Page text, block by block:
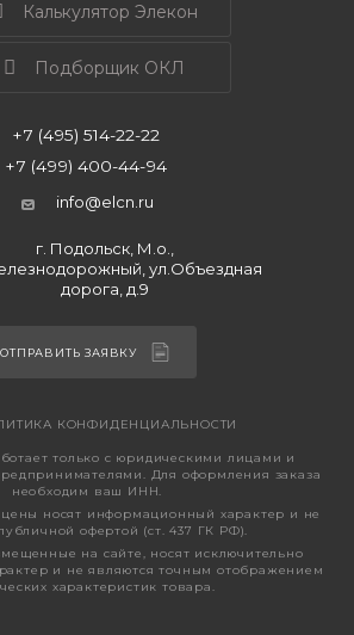
Калькулятор Элекон
Подборщик ОКЛ
+7 (495) 514-22-22
+7 (499) 400-44-94
info@elcn.ru
г. Подольск, М.о.,
ул.Объездная
дорога, д.9
ОТПРАВИТЬ ЗАЯВКУ
КОНФИДЕНЦИАЛЬНОСТИ
только с юридическими лицами и
Для оформления заказа
необходим ваш ИНН.
носят информационный характер и не
офертой (ст. 437 ГК РФ).
на сайте, носят исключительно
и не являются точным отображением
характеристик товара.